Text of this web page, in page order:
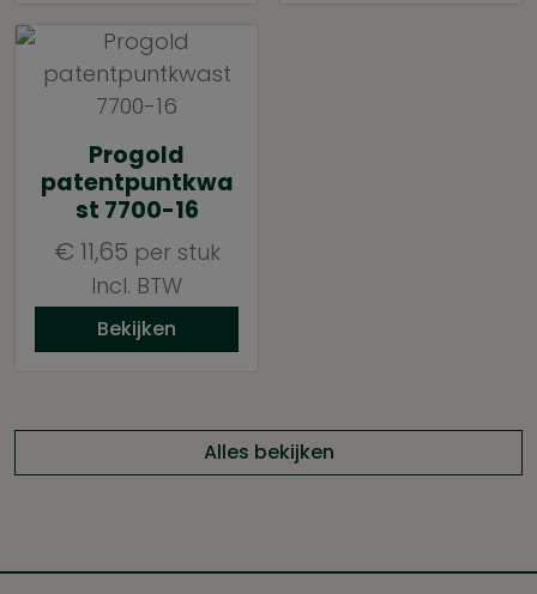
Progold
patentpuntkwa
st 7700-16
€ 11,65 per stuk
Incl. BTW
Bekijken
Alles bekijken